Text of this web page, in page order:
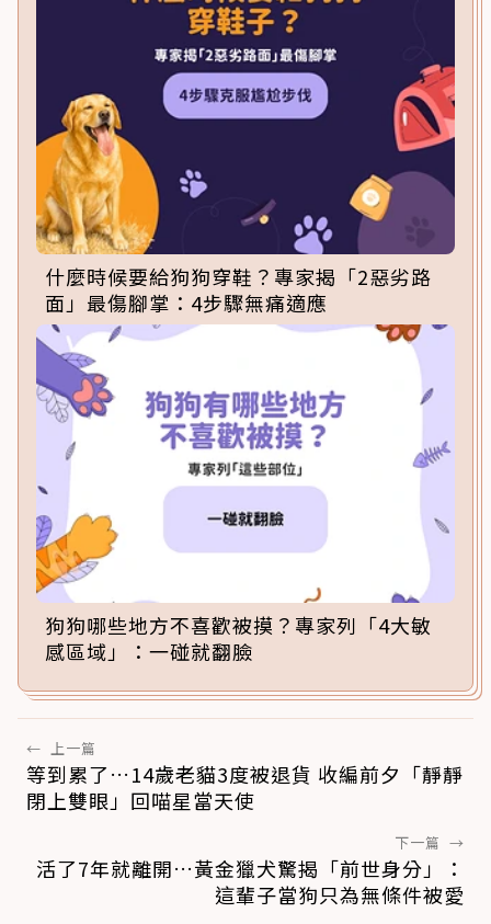
什麼時候要給狗狗穿鞋？專家揭「2惡劣路
面」最傷腳掌：4步驟無痛適應
狗狗哪些地方不喜歡被摸？專家列「4大敏
感區域」：一碰就翻臉
← 上一篇
等到累了…14歲老貓3度被退貨 收編前夕「靜靜
閉上雙眼」回喵星當天使
下一篇 →
活了7年就離開…黃金獵犬驚揭「前世身分」：
這輩子當狗只為無條件被愛